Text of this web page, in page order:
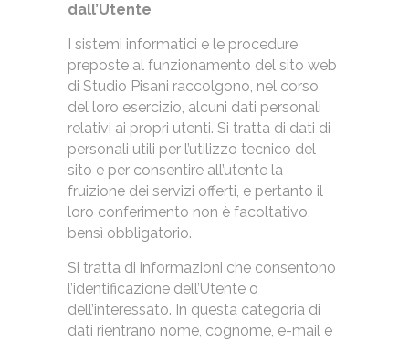
dall’Utente
I sistemi informatici e le procedure
preposte al funzionamento del sito web
di Studio Pisani raccolgono, nel corso
del loro esercizio, alcuni dati personali
relativi ai propri utenti. Si tratta di dati di
personali utili per l’utilizzo tecnico del
sito e per consentire all’utente la
fruizione dei servizi offerti, e pertanto il
loro conferimento non è facoltativo,
bensì obbligatorio.
Si tratta di informazioni che consentono
l’identificazione dell’Utente o
dell’interessato. In questa categoria di
dati rientrano nome, cognome, e-mail e